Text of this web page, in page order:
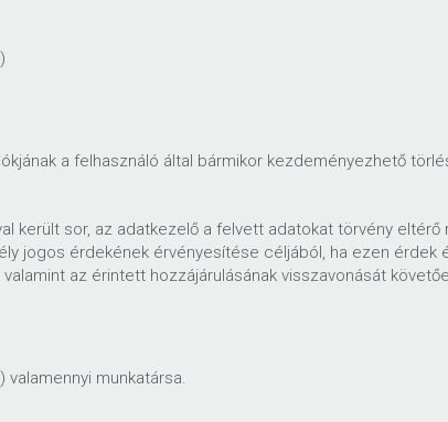
a felhasználó által bármikor kezdeményezhető
került sor, az adatkezelő a felvett adatokat törvény
jogos érdekének érvényesítése céljából, ha ezen
az érintett hozzájárulásának visszavonását
valamennyi munkatársa.